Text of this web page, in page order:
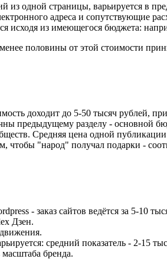
из одной страницы, варьируется в
адреса и сопутствующие
исходя из имеющегося бюджета:
половины от этой стоимости
доходит до 5-50 тысяч рублей,
предыдущему разделу - основной
Средняя цена одной
чтобы "народ" получал подарки -
- заказ сайтов ведётся за 5-10
Дзен.
средний показатель - 2-15
бренда.